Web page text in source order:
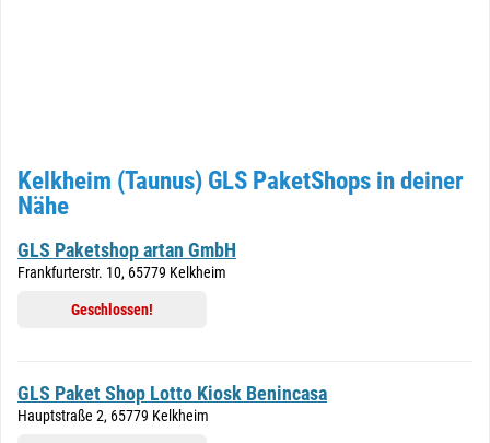
Kelkheim (Taunus) GLS PaketShops in deiner
Nähe
GLS Paketshop artan GmbH
Frankfurterstr. 10, 65779 Kelkheim
Geschlossen!
GLS Paket Shop Lotto Kiosk Benincasa
Hauptstraße 2, 65779 Kelkheim